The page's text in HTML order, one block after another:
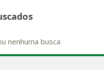
nenhuma busca